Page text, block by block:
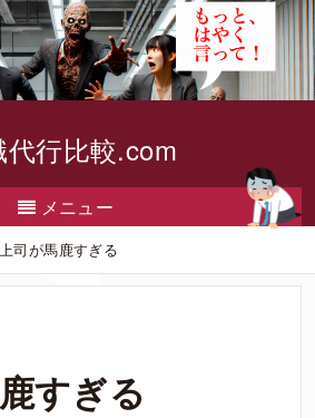
代行比較.com
メニュー
上司が馬鹿すぎる
すぎる